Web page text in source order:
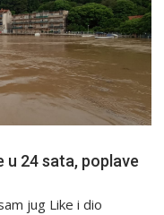
u 24 sata, poplave
jug Like i dio